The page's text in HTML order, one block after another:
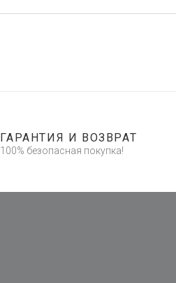
ГАРАНТИЯ И ВОЗВРАТ
100% безопасная покупка!